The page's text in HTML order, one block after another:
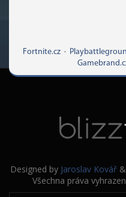
Fortnite.cz·
Designed by Jaroslav Kovář
Všechna práva